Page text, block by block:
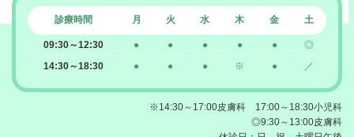
診療時間 月 火 水 木 金 土
09:30～12:30 ● ● ● ● ●
◎
14:30～18:30
● ● ● ※ ● ／
※14:30～17:00皮膚科 17:00～18:30小児科
◎9:30～13:00皮膚科